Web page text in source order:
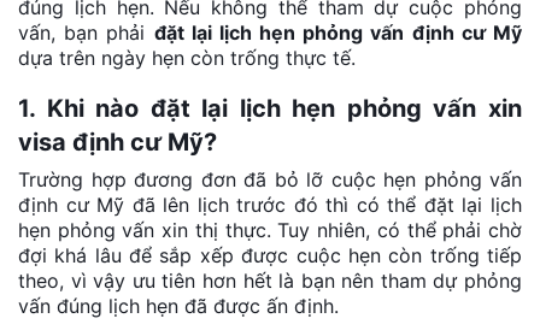
đúng lịch hẹn. Nếu không thể tham dự cuộc phỏng
vấn, bạn phải đặt lại lịch hẹn phỏng vấn định cư Mỹ
dựa trên ngày hẹn còn trống thực tế.
1. Khi nào đặt lại lịch hẹn phỏng vấn xin
visa định cư Mỹ?
Trường hợp đương đơn đã bỏ lỡ cuộc hẹn phỏng vấn
định cư Mỹ đã lên lịch trước đó thì có thể đặt lại lịch
hẹn phỏng vấn xin thị thực. Tuy nhiên, có thể phải chờ
đợi khá lâu để sắp xếp được cuộc hẹn còn trống tiếp
theo, vì vậy ưu tiên hơn hết là bạn nên tham dự phỏng
vấn đúng lịch hẹn đã được ấn định.